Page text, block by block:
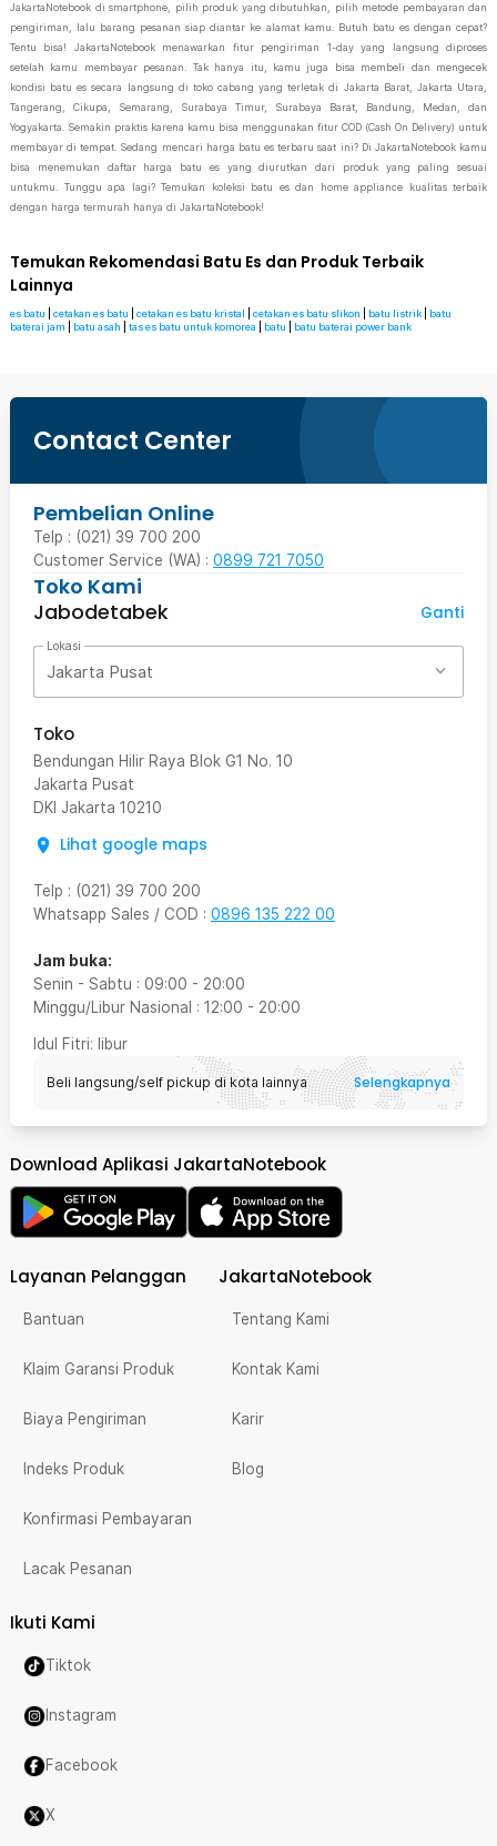
JakartaNotebook di smartphone, pilih produk yang dibutuhkan, pilih metode pembayaran dan
pengiriman, lalu barang pesanan siap diantar ke alamat kamu. Butuh batu es dengan cepat?
Tentu bisa! JakartaNotebook menawarkan fitur pengiriman 1-day yang langsung diproses
setelah kamu membayar pesanan. Tak hanya itu, kamu juga bisa membeli dan mengecek
kondisi batu es secara langsung di toko cabang yang terletak di Jakarta Barat, Jakarta Utara,
Tangerang, Cikupa, Semarang, Surabaya Timur, Surabaya Barat, Bandung, Medan, dan
Yogyakarta. Semakin praktis karena kamu bisa menggunakan fitur COD (Cash On Delivery) untuk
membayar di tempat. Sedang mencari harga batu es terbaru saat ini? Di JakartaNotebook kamu
bisa menemukan daftar harga batu es yang diurutkan dari produk yang paling sesuai
untukmu. Tunggu apa lagi? Temukan koleksi batu es dan home appliance kualitas terbaik
dengan harga termurah hanya di JakartaNotebook!
Temukan Rekomendasi Batu Es dan Produk Terbaik
Lainnya
es batu cetakan es batu cetakan es batu kristal cetakan es batu slikon batu listrik
batu
baterai jam
batu asah tas es batu untuk komorea batu batu baterai power bank
Contact Center
Pembelian Online
Telp : (021) 39 700 200
Customer Service (WA) : 0899 721 7050
Toko Kami
Jabodetabek
Ganti
Lokasi
Jakarta Pusat
Toko
Bendungan Hilir Raya Blok G1 No. 10
Jakarta Pusat
DKI Jakarta 10210
Lihat google maps
Telp : (021) 39 700 200
Whatsapp Sales / COD : 0896 135 222 00
Jam buka:
Senin - Sabtu : 09:00 - 20:00
Minggu/Libur Nasional : 12:00 - 20:00
Idul Fitri: libur
Beli langsung/self pickup di kota lainnya Selengkapnya
Download Aplikasi JakartaNotebook
Layanan Pelanggan
Bantuan
Klaim Garansi Produk
Biaya Pengiriman
Indeks Produk
Konfirmasi Pembayaran
Lacak Pesanan
JakartaNotebook
Tentang Kami
Kontak Kami
Karir
Blog
Ikuti Kami
Tiktok
Instagram
Facebook
X